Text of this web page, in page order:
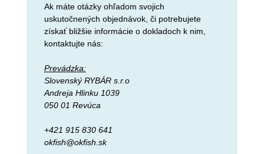
Ak máte otázky ohľadom svojich
uskutočnených objednávok, či potrebujete
získať bližšie informácie o dokladoch k nim,
kontaktujte nás:
Prevádzka:
Slovenský RYBÁR s.r.o
Andreja Hlinku 1039
050 01 Revúca
+421 915 830 641
okfish@okfish.sk